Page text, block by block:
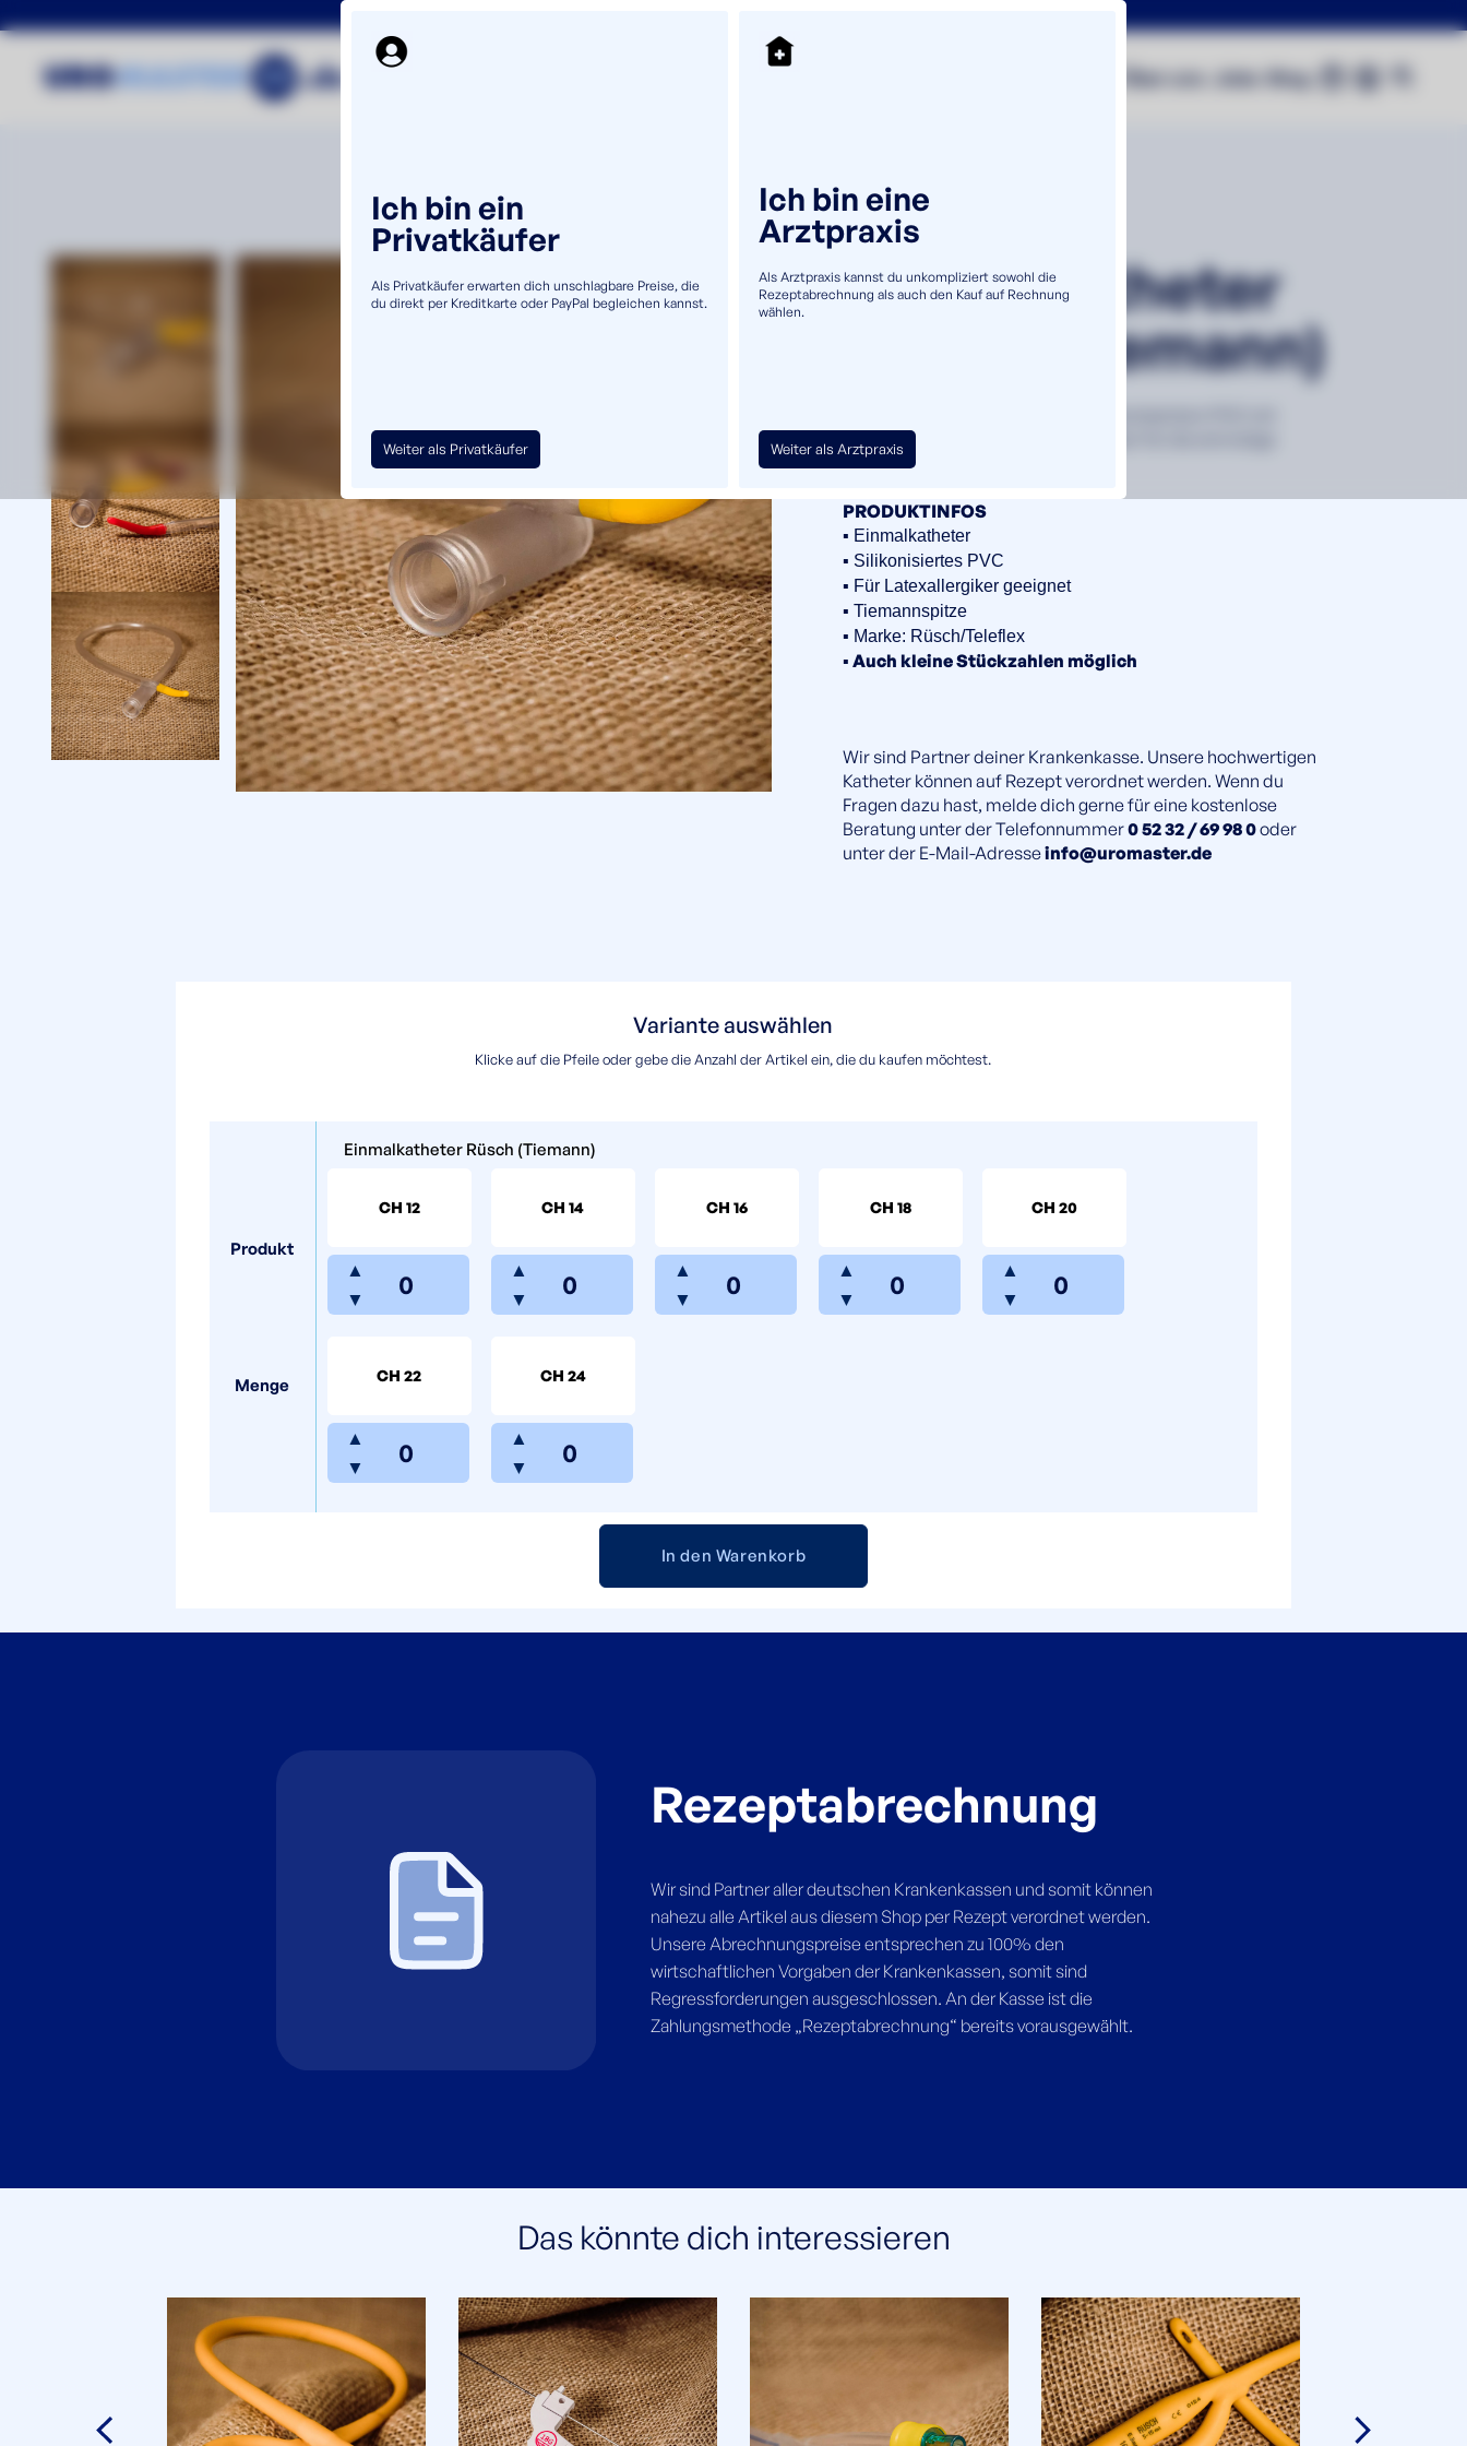
Über uns Jobs Blog
Einmalkatheter
Rüsch (Tiemann)
aseptischer voller Spitze und Trichter für die einmalige
Anwendung.
PRODUKTINFOS
▪️ Einmalkatheter
▪️ Silikonisiertes PVC
▪️ Für Latexallergiker geeignet
▪️ Tiemannspitze
▪️ Marke: Rüsch/Teleflex
▪️ Auch kleine Stückzahlen möglich
Wir sind Partner deiner Krankenkasse. Unsere hochwertigen
Katheter können auf Rezept verordnet werden. Wenn du
Fragen dazu hast, melde dich gerne für eine kostenlose
Beratung unter der Telefonnummer0 52 32 / 69 98 0oder
unter der E-Mail-Adresseinfo@uromaster.de
Variante auswählen
Klicke auf die Pfeile oder gebe die Anzahl der Artikel ein, die du kaufen möchtest.
Produkt
Menge
Einmalkatheter Rüsch (Tiemann)
CH 12
▲
▼
CH 14
▲
▼
CH 16
▲
▼
CH 18
▲
▼
CH 20
▲
▼
CH 22
▲
▼
CH 24
▲
▼
In den Warenkorb
Rezeptabrechnung
Wir sind Partner aller deutschen Krankenkassen und somit können
nahezu alle Artikel aus diesem Shop per Rezept verordnet werden.
Unsere Abrechnungspreise entsprechen zu 100% den
wirtschaftlichen Vorgaben der Krankenkassen, somit sind
Regressforderungen ausgeschlossen. An der Kasse ist die
Zahlungsmethode „Rezeptabrechnung“ bereits vorausgewählt.
Das könnte dich interessieren
Ich bin ein
Privatkäufer
Als Privatkäufer erwarten dich unschlagbare Preise, die
du direkt per Kreditkarte oder PayPal begleichen kannst.
Weiter als Privatkäufer
Ich bin eine
Arztpraxis
Als Arztpraxis kannst du unkompliziert sowohl die
Rezeptabrechnung als auch den Kauf auf Rechnung
wählen.
Weiter als Arztpraxis